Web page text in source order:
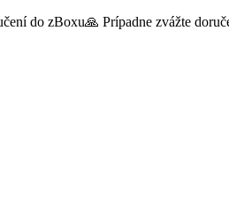
do zBoxu🙏 Prípadne zvážte